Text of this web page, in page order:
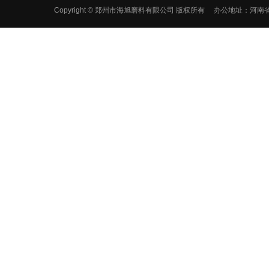
Copyright © 郑州市海旭磨料有限公司 版权所有 办公地址：河